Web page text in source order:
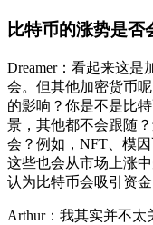
比特币的涨势是否
Dreamer：看起来这
会。但其他加密货币
的影响？你是不是比
景，其他都不会跟随
会？例如，NFT、模
这些也会从市场上涨
认为比特币会吸引资金
Arthur：我其实并不